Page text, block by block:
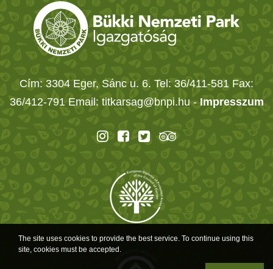
Cím: 3304 Eger, Sánc u. 6. Tel: 36/411-581 Fax:
36/412-791 Email: titkarsag@bnpi.hu - Impresszum
The site uses cookies to provide the best service. To continue using this
site, cookies must be accepted.